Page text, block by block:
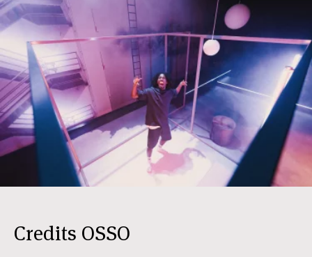
Credits OSSO